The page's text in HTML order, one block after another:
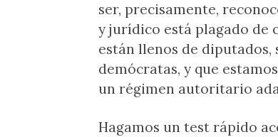
ser, precisamente,
y jurídico está plagado de
están llenos de diputados,
demócratas, y que
un régimen autoritario
Hagamos un test rápido